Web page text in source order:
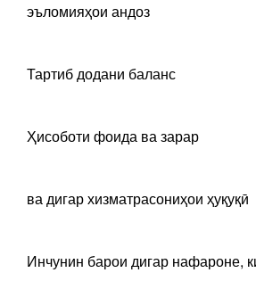
эъломияҳои андоз
Тартиб додани баланс
Ҳисоботи фоида ва зарар
ва дигар хизматрасониҳои ҳуқуқӣ
Инчунин барои дигар нафароне,